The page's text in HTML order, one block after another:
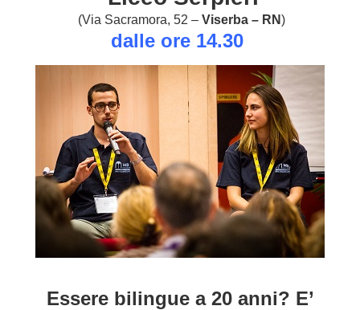
(Via Sacramora, 52 – Viserba – RN)
dalle ore 14.30
Essere bilingue a 20 anni? E’